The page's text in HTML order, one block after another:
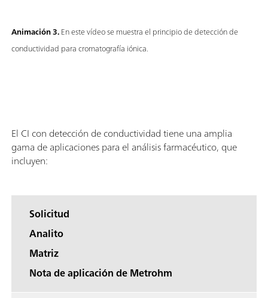
Animación 3.En este vídeo se muestra el principio de detección de
conductividad para cromatografía iónica.
El CI con detección de conductividad tiene una amplia
gama de aplicaciones para el análisis farmacéutico, que
incluyen:
Solicitud
Analito
Matriz
Nota de aplicación de Metrohm